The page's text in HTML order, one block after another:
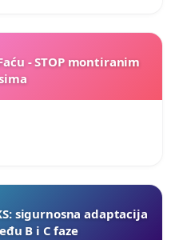
- STOP montiranim
sigurnosna adaptacija
B i C faze